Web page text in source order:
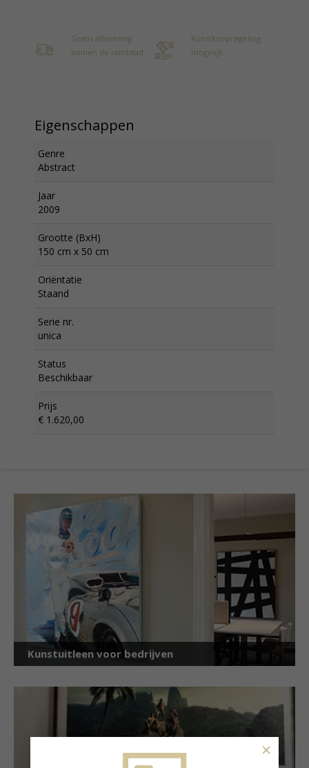
Gratis aflevering
binnen de randstad
Kunstkoopregeling
mogelijk
Eigenschappen
Genre
Abstract
Jaar
2009
Grootte (BxH)
150 cm x 50 cm
Oriëntatie
Staand
Serie nr.
unica
Status
Beschikbaar
Prijs
€ 1.620,00
Kunstuitleen voor bedrijven
×